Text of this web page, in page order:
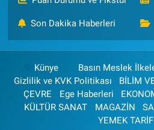
Son Dakika Haberleri
Künye Basın Meslek
Gizlilik ve KVK Politikası
BİLİM
ÇEVRE
Ege Haberleri
KÜLTÜR SANAT
MAGAZİN
YEMEK